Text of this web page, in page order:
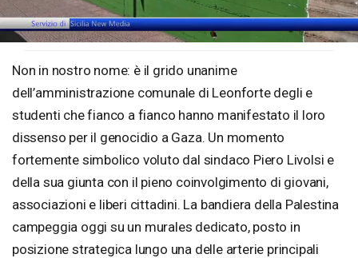
Unmute Loaded:
Non in nostro nome: è il grido unanime
dell’amministrazione comunale di Leonforte degli e
studenti che fianco a fianco hanno manifestato il loro
dissenso per il genocidio a Gaza. Un momento
fortemente simbolico voluto dal sindaco Piero Livolsi e
della sua giunta con il pieno coinvolgimento di giovani,
associazioni e liberi cittadini. La bandiera della Palestina
campeggia oggi su un murales dedicato, posto in
posizione strategica lungo una delle arterie principali